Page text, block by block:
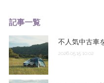
記事一覧
不人気中古車
2026.05.15 10:02